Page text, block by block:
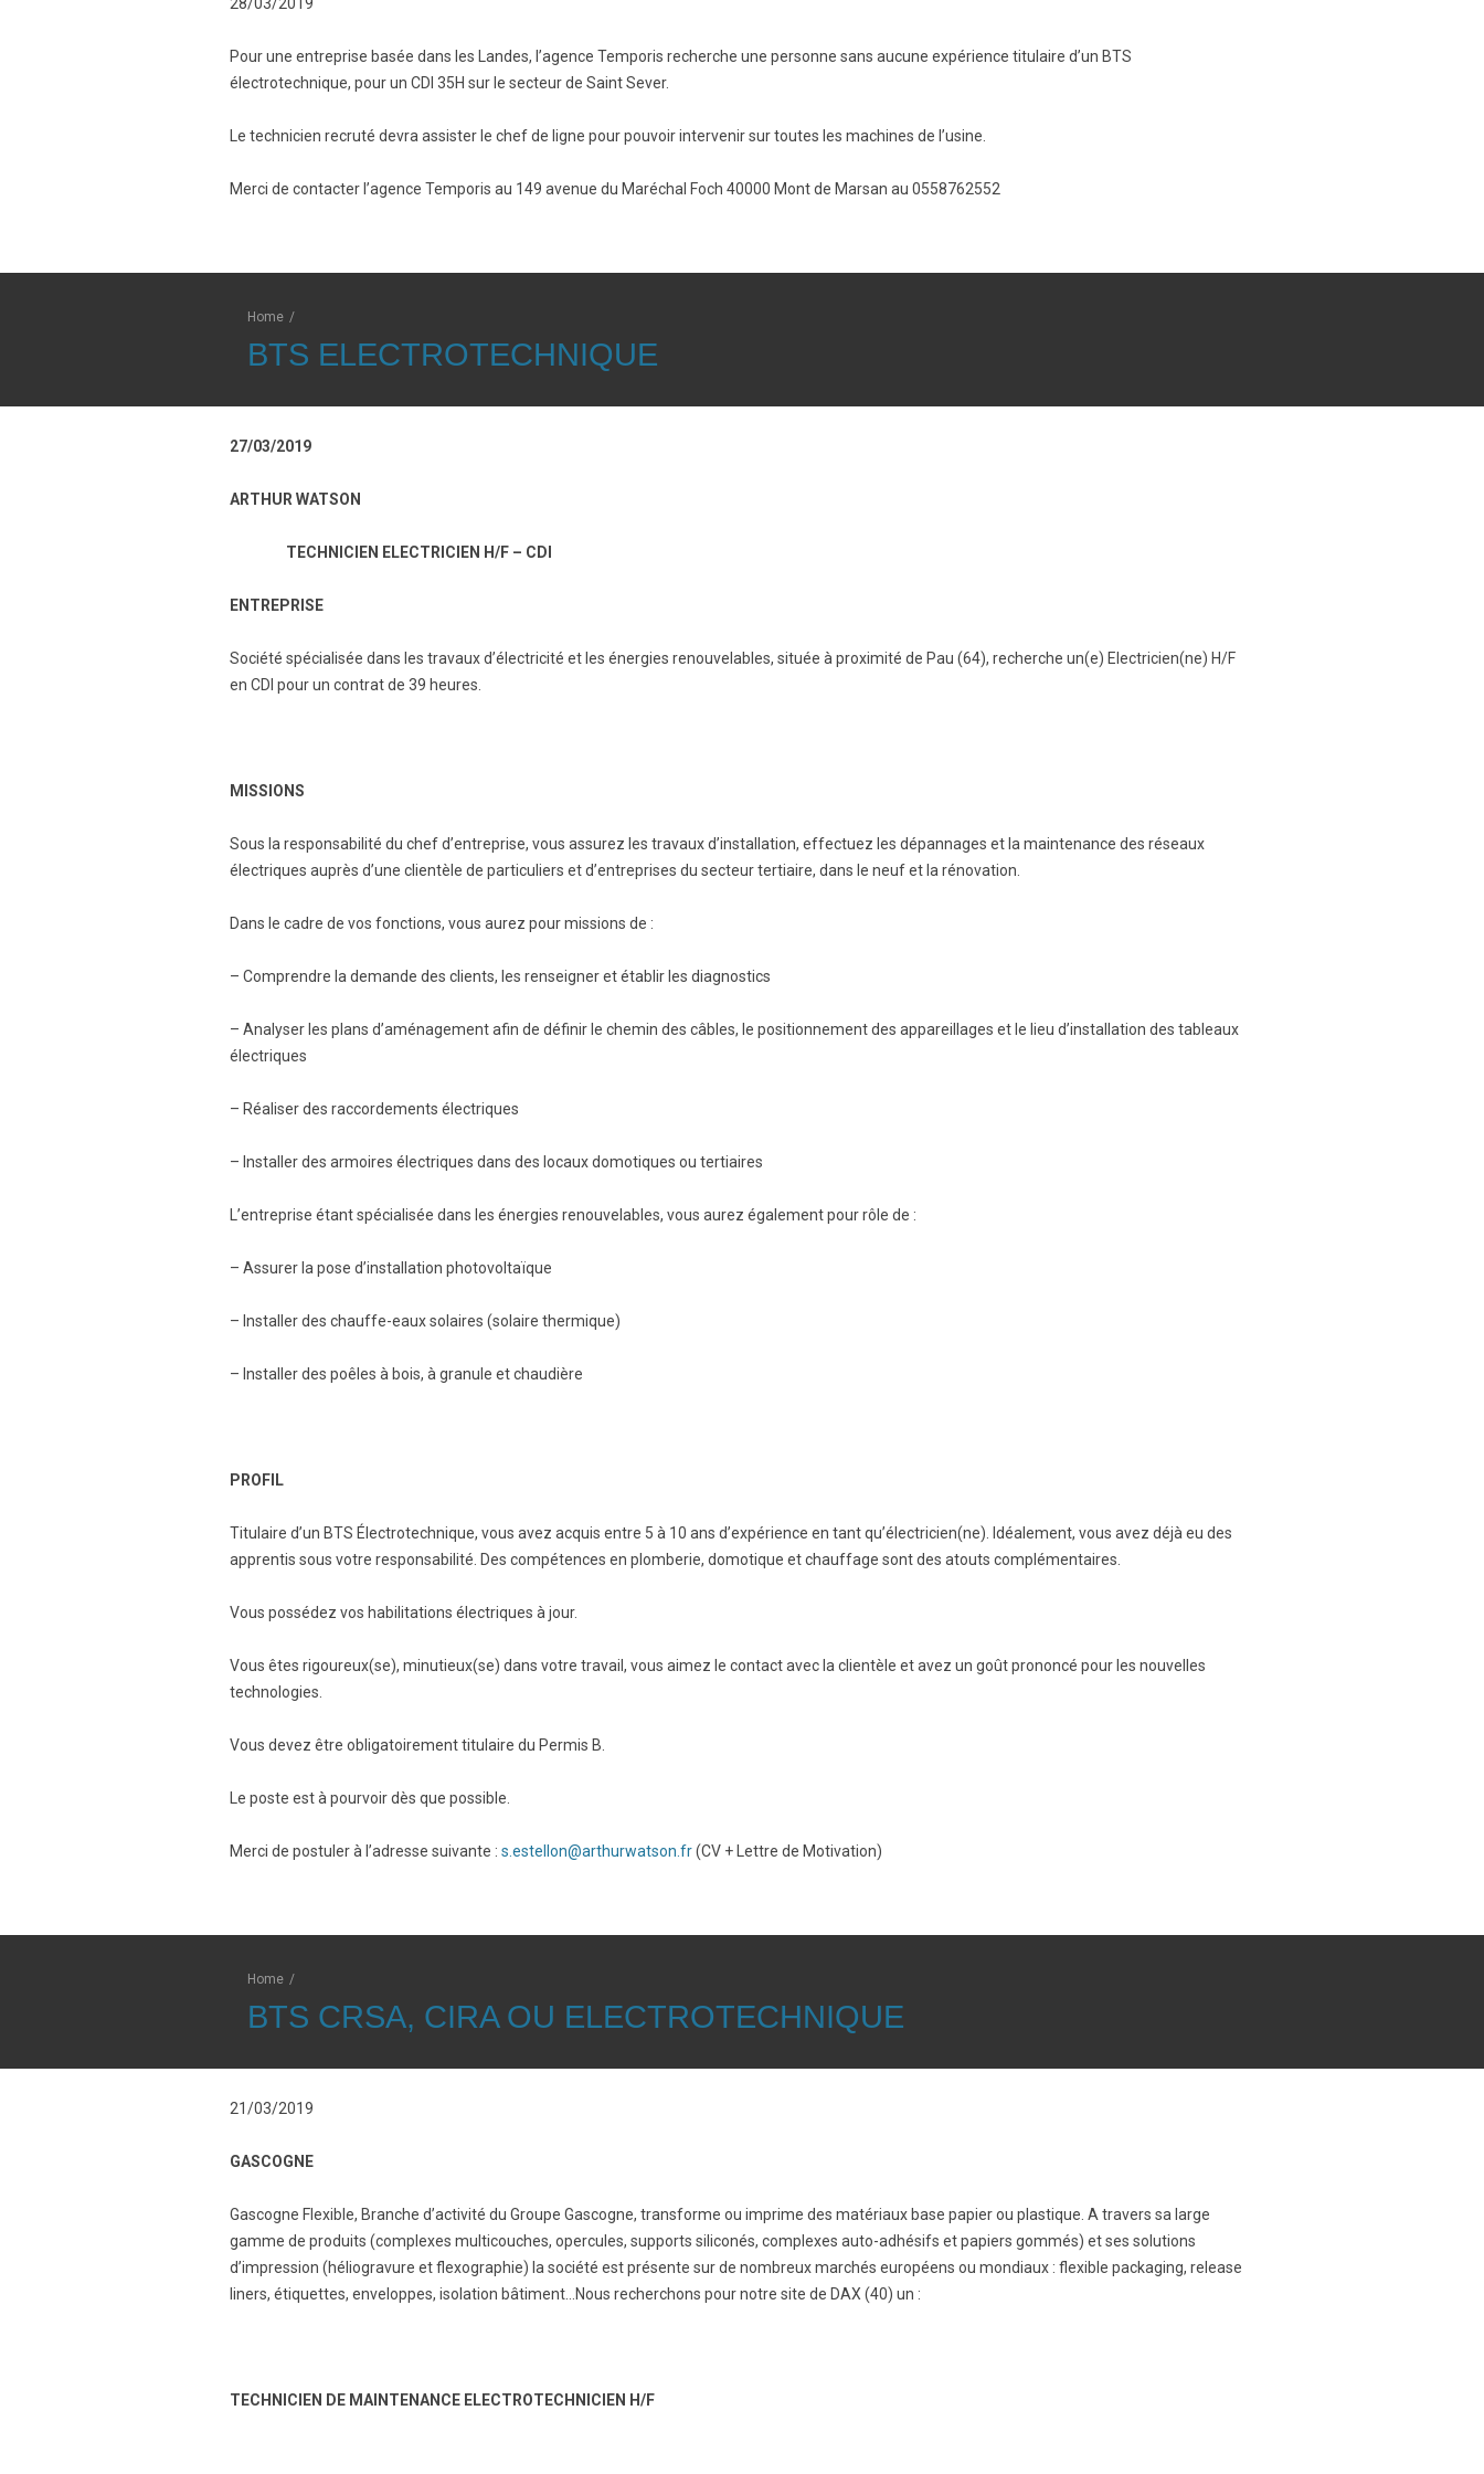
Pour une entreprise basée dans les Landes, l’agence Temporis recherche une personne sans aucune expérience titulaire d’un BTS
électrotechnique, pour un CDI 35H sur le secteur de Saint Sever.
Le technicien recruté devra assister le chef de ligne pour pouvoir intervenir sur toutes les machines de l’usine.
Merci de contacter l’agence Temporis au 149 avenue du Maréchal Foch 40000 Mont de Marsan au 0558762552
Home /
BTS ELECTROTECHNIQUE
27/03/2019
ARTHUR WATSON
TECHNICIEN ELECTRICIEN H/F – CDI
ENTREPRISE
Société spécialisée dans les travaux d’électricité et les énergies renouvelables, située à proximité de Pau (64), recherche un(e) Electricien(ne) H/F
en CDI pour un contrat de 39 heures.
MISSIONS
Sous la responsabilité du chef d’entreprise, vous assurez les travaux d’installation, effectuez les dépannages et la maintenance des réseaux
électriques auprès d’une clientèle de particuliers et d’entreprises du secteur tertiaire, dans le neuf et la rénovation.
Dans le cadre de vos fonctions, vous aurez pour missions de :
– Comprendre la demande des clients, les renseigner et établir les diagnostics
– Analyser les plans d’aménagement afin de définir le chemin des câbles, le positionnement des appareillages et le lieu d’installation des tableaux
électriques
– Réaliser des raccordements électriques
– Installer des armoires électriques dans des locaux domotiques ou tertiaires
L’entreprise étant spécialisée dans les énergies renouvelables, vous aurez également pour rôle de :
– Assurer la pose d’installation photovoltaïque
– Installer des chauffe-eaux solaires (solaire thermique)
– Installer des poêles à bois, à granule et chaudière
PROFIL
Titulaire d’un BTS Électrotechnique, vous avez acquis entre 5 à 10 ans d’expérience en tant qu’électricien(ne). Idéalement, vous avez déjà eu des
apprentis sous votre responsabilité. Des compétences en plomberie, domotique et chauffage sont des atouts complémentaires.
Vous possédez vos habilitations électriques à jour.
Vous êtes rigoureux(se), minutieux(se) dans votre travail, vous aimez le contact avec la clientèle et avez un goût prononcé pour les nouvelles
technologies.
Vous devez être obligatoirement titulaire du Permis B.
Le poste est à pourvoir dès que possible.
Merci de postuler à l’adresse suivante : s.estellon@arthurwatson.fr(CV + Lettre de Motivation)
Home /
BTS CRSA, CIRA OU ELECTROTECHNIQUE
21/03/2019
GASCOGNE
Gascogne Flexible, Branche d’activité du Groupe Gascogne, transforme ou imprime des matériaux base papier ou plastique. A travers sa large
gamme de produits (complexes multicouches, opercules, supports siliconés, complexes auto-adhésifs et papiers gommés) et ses solutions
d’impression (héliogravure et flexographie) la société est présente sur de nombreux marchés européens ou mondiaux : flexible packaging, release
liners, étiquettes, enveloppes, isolation bâtiment…Nous recherchons pour notre site de DAX (40) un :
TECHNICIEN DE MAINTENANCE ELECTROTECHNICIEN H/F